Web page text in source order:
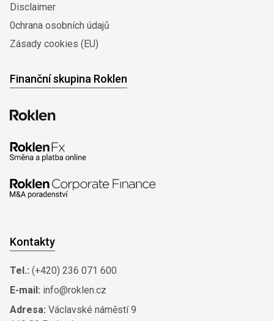
Disclaimer
0chrana osobních údajů
Zásady cookies (EU)
Finanční skupina Roklen
Kontakty
Tel.: (+420) 236 071 600
E-mail: info@roklen.cz
Adresa: Václavské náměstí 9